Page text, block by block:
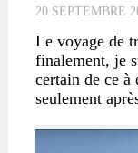
20 SEPTEMBRE
Le voyage de
finalement, je
certain de ce à
seulement